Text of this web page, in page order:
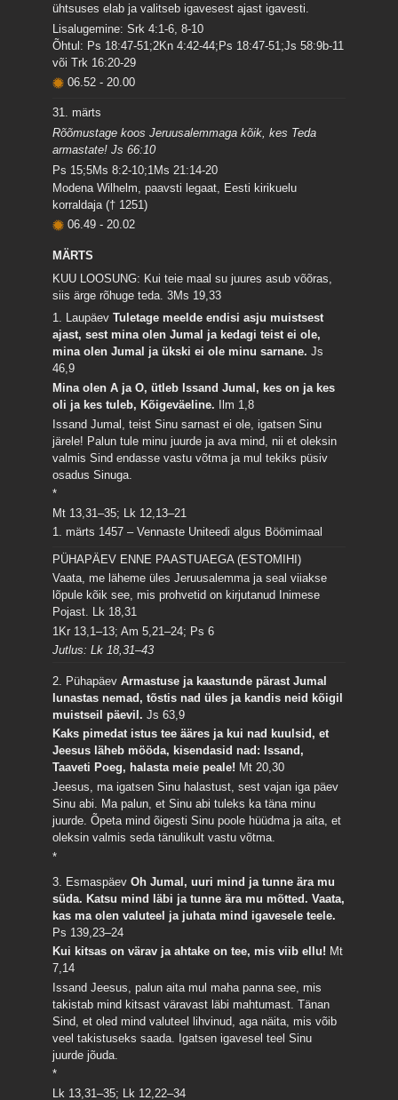
ühtsuses elab ja valitseb igavesest ajast igavesti.
Lisalugemine: Srk 4:1-6, 8-10
Õhtul: Ps 18:47-51;2Kn 4:42-44;Ps 18:47-51;Js 58:9b-11
või Trk 16:20-29
06.52- 20.00
31. märts
Rõõmustage koos Jeruusalemmaga kõik, kes Teda
armastate! Js 66:10
Ps 15;5Ms 8:2-10;1Ms 21:14-20
Modena Wilhelm, paavsti legaat, Eesti kirikuelu
korraldaja († 1251)
06.49- 20.02
MÄRTS
KUU LOOSUNG: Kui teie maal su juures asub võõras,
siis ärge rõhuge teda.3Ms 19,33
1. LaupäevTuletage meelde endisi asju muistsest
ajast, sest mina olen Jumal ja kedagi teist ei ole,
mina olen Jumal ja ükski ei ole minu sarnane.Js
46,9
Mina olen A ja O, ütleb Issand Jumal, kes on ja kes
oli ja kes tuleb, Kõigeväeline.
Ilm 1,8
Issand Jumal, teist Sinu sarnast ei ole, igatsen Sinu
järele! Palun tule minu juurde ja ava mind, nii et oleksin
valmis Sind endasse vastu võtma ja mul tekiks püsiv
osadus Sinuga.
*
Mt 13,31–35; Lk 12,13–21
1. märts 1457 – Vennaste Uniteedi algus Böömimaal
PÜHAPÄEV ENNE PAASTUAEGA (ESTOMIHI)
Vaata, me läheme üles Jeruusalemma ja seal viiakse
lõpule kõik see, mis prohvetid on kirjutanud Inimese
Pojast. Lk 18,31
1Kr 13,1–13; Am 5,21–24; Ps 6
Jutlus: Lk 18,31–43
2. PühapäevArmastuse ja kaastunde pärast Jumal
lunastas nemad, tõstis nad üles ja kandis neid kõigil
muistseil päevil.Js 63,9
Kaks pimedat istus tee ääres ja kui nad kuulsid, et
Jeesus läheb mööda, kisendasid nad: Issand,
Taaveti Poeg, halasta meie peale! Mt 20,30
Jeesus, ma igatsen Sinu halastust, sest vajan iga päev
Sinu abi. Ma palun, et Sinu abi tuleks ka täna minu
juurde. Õpeta mind õigesti Sinu poole hüüdma ja aita, et
oleksin valmis seda tänulikult vastu võtma.
*
3. EsmaspäevOh Jumal, uuri mind ja tunne ära mu
süda. Katsu mind läbi ja tunne ära mu mõtted. Vaata,
kas ma olen valuteel ja juhata mind igavesele teele.
Ps 139,23–24
Kui kitsas on värav ja ahtake on tee, mis viib ellu! Mt
7,14
Issand Jeesus, palun aita mul maha panna see, mis
takistab mind kitsast väravast läbi mahtumast. Tänan
Sind, et oled mind valuteel lihvinud, aga näita, mis võib
veel takistuseks saada. Igatsen igavesel teel Sinu
juurde jõuda.
*
Lk 13,31–35; Lk 12,22–34